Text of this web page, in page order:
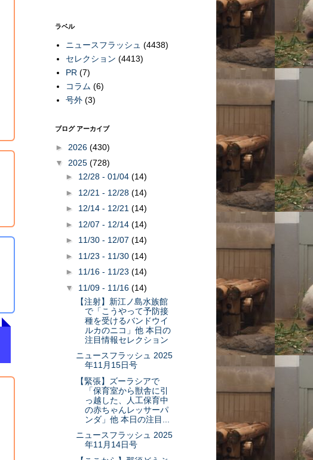
ラベル
ニュースフラッシュ (4438)
セレクション (4413)
PR (7)
コラム (6)
号外 (3)
ブログ アーカイブ
► 2026 (430)
▼ 2025 (728)
► 12/28 - 01/04 (14)
► 12/21 - 12/28 (14)
► 12/14 - 12/21 (14)
► 12/07 - 12/14 (14)
► 11/30 - 12/07 (14)
► 11/23 - 11/30 (14)
► 11/16 - 11/23 (14)
▼ 11/09 - 11/16 (14)
【注射】新江ノ島水族館
で「こうやって予防接
種を受けるバンドウイ
ルカのニコ」他 本日の
注目情報セレクション
ニュースフラッシュ 2025
年11月15日号
【緊張】ズーラシアで
「保育室から獣舎に引
っ越した、人工保育中
の赤ちゃんレッサーパ
ンダ」他 本日の注目...
ニュースフラッシュ 2025
年11月14日号